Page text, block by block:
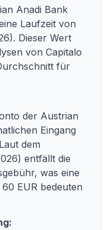
Anadi Bank
Laufzeit von
Dieser Wert
von Capitalo
für
der Austrian
Eingang
dem
entfällt die
was eine
EUR bedeuten